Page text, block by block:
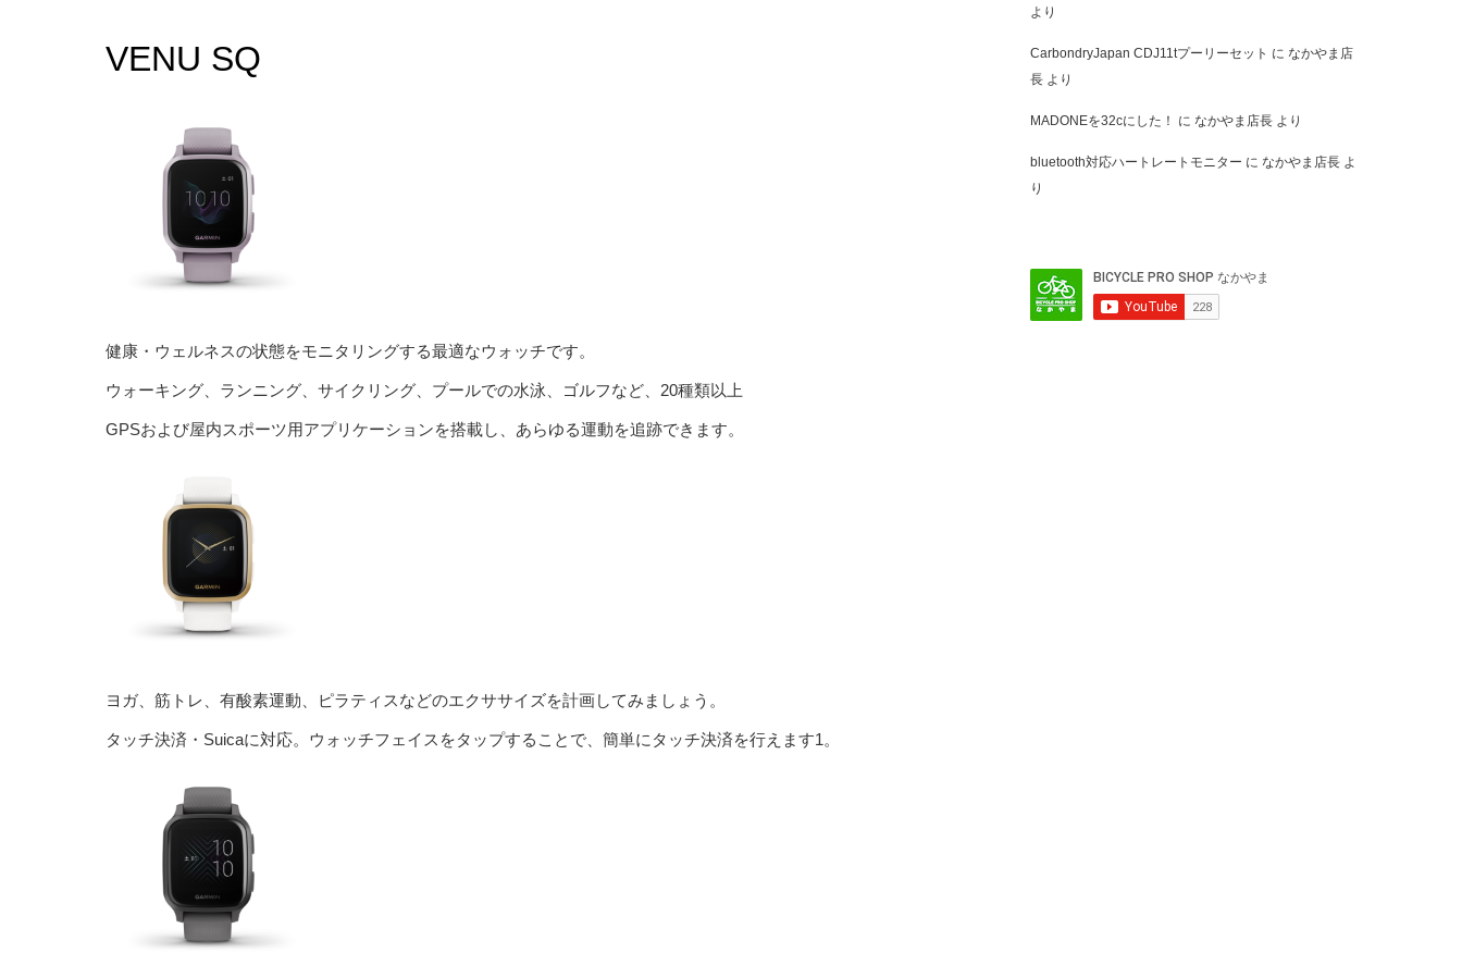
VENU SQ
健康・ウェルネスの状態をモニタリングする最適なウォッチです。
ウォーキング、ランニング、サイクリング、プールでの水泳、ゴルフなど、20種類以上
GPSおよび屋内スポーツ用アプリケーションを搭載し、あらゆる運動を追跡できます。
ヨガ、筋トレ、有酸素運動、ピラティスなどのエクササイズを計画してみましょう。
タッチ決済・Suicaに対応。ウォッチフェイスをタップすることで、簡単にタッチ決済を行えます1。
より
CarbondryJapan CDJ11tプーリーセット に なかやま店
長 より
MADONEを32cにした！ に なかやま店長 より
bluetooth対応ハートレートモニター に なかやま店長 よ
り